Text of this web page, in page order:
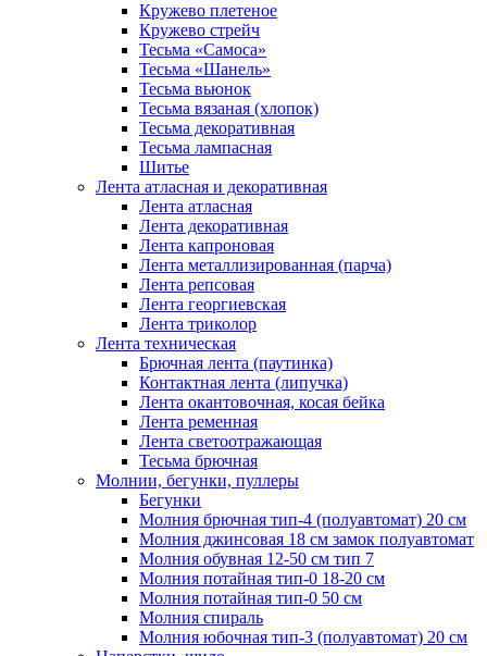
Кружево плетеное
Кружево стрейч
Тесьма «Самоса»
Тесьма «Шанель»
Тесьма вьюнок
Тесьма вязаная (хлопок)
Тесьма декоративная
Тесьма лампасная
Шитье
Лента атласная и декоративная
Лента атласная
Лента декоративная
Лента капроновая
Лента металлизированная (парча)
Лента репсовая
Лента георгиевская
Лента триколор
Лента техническая
Брючная лента (паутинка)
Контактная лента (липучка)
Лента окантовочная, косая бейка
Лента ременная
Лента светоотражающая
Тесьма брючная
Молнии, бегунки, пуллеры
Бегунки
Молния брючная тип-4 (полуавтомат) 20 см
Молния джинсовая 18 см замок полуавтомат
Молния обувная 12-50 см тип 7
Молния потайная тип-0 18-20 см
Молния потайная тип-0 50 см
Молния спираль
Молния юбочная тип-3 (полуавтомат) 20 см